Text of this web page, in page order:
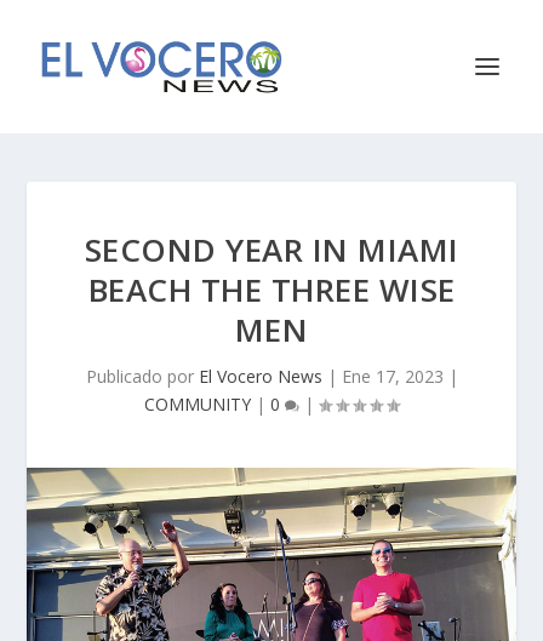
SECOND YEAR IN MIAMI
BEACH THE THREE WISE
MEN
Publicado por El Vocero News | Ene 17, 2023 |
COMMUNITY | 0 |